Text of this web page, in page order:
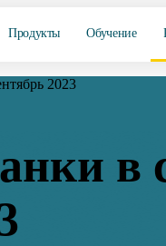
Продукты Обучение
2023
в